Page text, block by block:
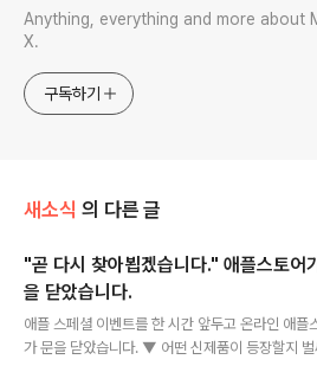
Anything, everything and more about
X.
구독하기
새소식 의 다른 글
"곧 다시 찾아뵙겠습니다." 애플스토어
을 닫았습니다.
애플 스페셜 이벤트를 한 시간 앞두고 온라인 애플
가 문을 닫았습니다. ▼ 어떤 신제품이 등장할지 벌